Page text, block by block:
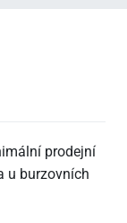
prodejní
u burzovních